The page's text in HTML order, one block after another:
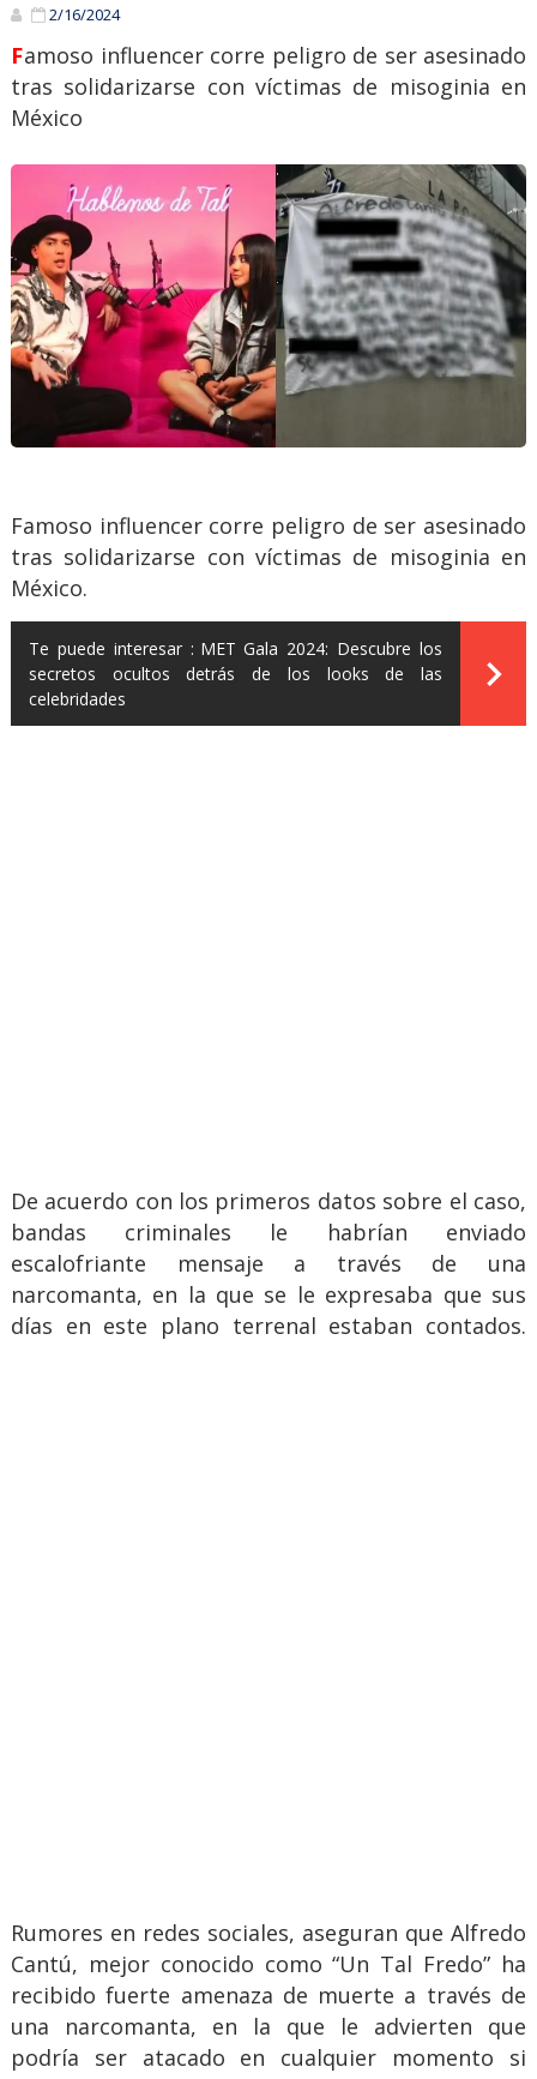
2/16/2024
Famoso influencer corre peligro de ser asesinado
tras solidarizarse con víctimas de misoginia en
México
Famoso influencer corre peligro de ser asesinado
tras solidarizarse con víctimas de misoginia en
México.
Te puede interesar : MET Gala 2024: Descubre los
secretos ocultos detrás de los looks de las
celebridades
De acuerdo con los primeros datos sobre el caso,
bandas criminales le habrían enviado
escalofriante mensaje a través de una
narcomanta, en la que se le expresaba que sus
días en este plano terrenal estaban contados.
Rumores en redes sociales, aseguran que Alfredo
Cantú, mejor conocido como “Un Tal Fredo” ha
recibido fuerte amenaza de muerte a través de
una narcomanta, en la que le advierten que
podría ser atacado en cualquier momento si